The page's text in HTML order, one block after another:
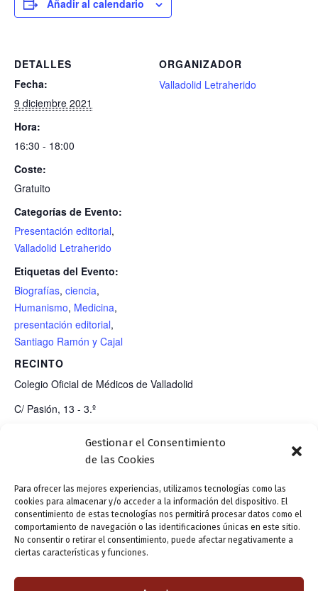
Gestionar el Consentimiento
de las Cookies
Para ofrecer las mejores experiencias, utilizamos tecnologías como las
cookies para almacenar y/o acceder a la información del dispositivo. El
consentimiento de estas tecnologías nos permitirá procesar datos como el
comportamiento de navegación o las identificaciones únicas en este sitio.
No consentir o retirar el consentimiento, puede afectar negativamente a
ciertas características y funciones.
Añadir al calendario
DETALLES
Fecha:
9 diciembre 2021
Hora:
16:30 - 18:00
Coste:
Gratuito
Categorías de Evento:
Presentación editorial,
Valladolid Letraherido
Etiquetas del Evento:
Biografías, ciencia,
Humanismo, Medicina,
presentación editorial,
Santiago Ramón y Cajal
RECINTO
Colegio Oficial de Médicos de Valladolid
C/ Pasión, 13 - 3.º
ORGANIZADOR
Valladolid Letraherido
Charla-coloquio: «Horizontes de la
ciudad silenciada. Reflexiones visuales
sobre Valladolid en tiempos de pandemia».
Intervienen: Fernando Manero y Pedro
Conferencia: «Santiago
Ramón y Cajal. Vida, obra
y compromiso», a cargo
de Francisco Cánovas